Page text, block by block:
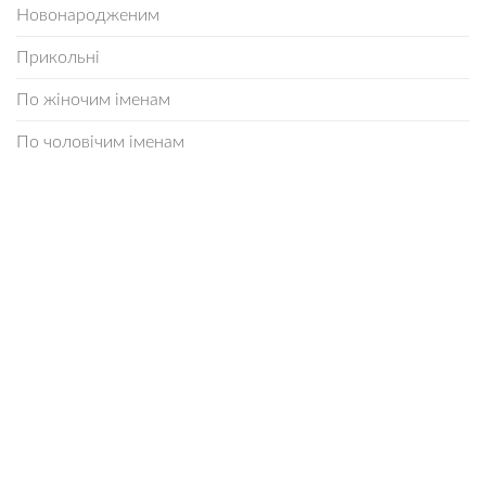
Новонародженим
Прикольні
По жіночим іменам
По чоловічим іменам